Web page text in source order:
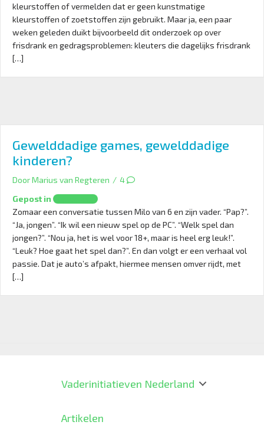
kleurstoffen of vermelden dat er geen kunstmatige
kleurstoffen of zoetstoffen zijn gebruikt. Maar ja, een paar
weken geleden duikt bijvoorbeeld dit onderzoek op over
frisdrank en gedragsproblemen: kleuters die dagelijks frisdrank
[…]
Gewelddadige games, gewelddadige
kinderen?
DoorMarius van Regteren / 4
Gepost in
Zomaar een conversatie tussen Milo van 6 en zijn vader. “Pap?”.
“Ja, jongen”. “Ik wil een nieuw spel op de PC”. “Welk spel dan
jongen?”. “Nou ja, het is wel voor 18+, maar is heel erg leuk!”.
“Leuk? Hoe gaat het spel dan?”. En dan volgt er een verhaal vol
passie. Dat je auto’s afpakt, hiermee mensen omver rijdt, met
[…]
Vaderinitiatieven Nederland
Artikelen